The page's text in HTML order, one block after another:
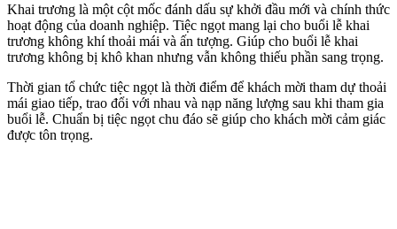
Khai trương là một cột mốc đánh dấu sự khởi đầu mới và chính thức
hoạt động của doanh nghiệp. Tiệc ngọt mang lại cho buổi lễ khai
trương không khí thoải mái và ấn tượng. Giúp cho buổi lễ khai
trương không bị khô khan nhưng vẫn không thiếu phần sang trọng.
Thời gian tổ chức tiệc ngọt là thời điểm để khách mời tham dự thoải
mái giao tiếp, trao đổi với nhau và nạp năng lượng sau khi tham gia
buổi lễ. Chuẩn bị tiệc ngọt chu đáo sẽ giúp cho khách mời cảm giác
được tôn trọng.